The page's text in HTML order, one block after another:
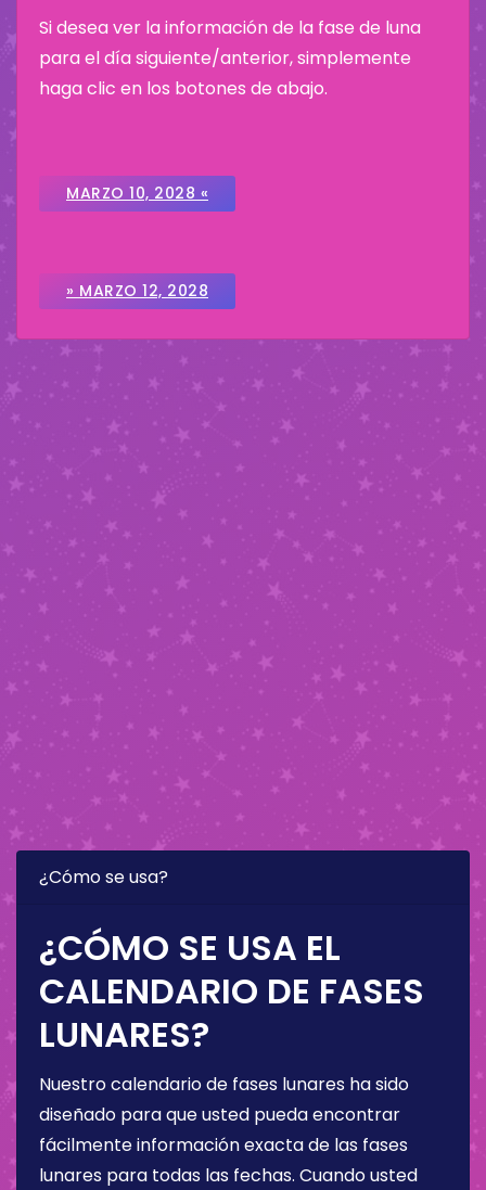
Si desea ver la información de la fase de luna
para el día siguiente/anterior, simplemente
haga clic en los botones de abajo.
MARZO 10, 2028 «
» MARZO 12, 2028
¿Cómo se usa?
¿CÓMO SE USA EL
CALENDARIO DE FASES
LUNARES?
Nuestro calendario de fases lunares ha sido
diseñado para que usted pueda encontrar
fácilmente información exacta de las fases
lunares para todas las fechas. Cuando usted